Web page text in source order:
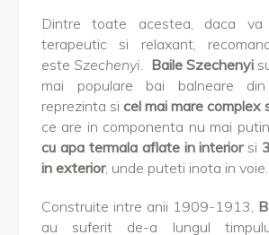
Dintre toate acestea, daca
terapeutic si relaxant,
esteSzechenyi Baile Szechenyi
mai populare bai balneare
reprezinta si cel mai mare complex
ce are in componenta nu mai
cu apa termala aflate in interiorsi
in exterior, unde puteti inota in voie.
Construite intre anii 1909-1913,
au suferit de-a lungul